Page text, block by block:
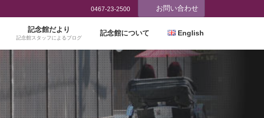
0467-23-2500 お問い合わせ
記念館だより
記念館スタッフによるブログ
記念館について English